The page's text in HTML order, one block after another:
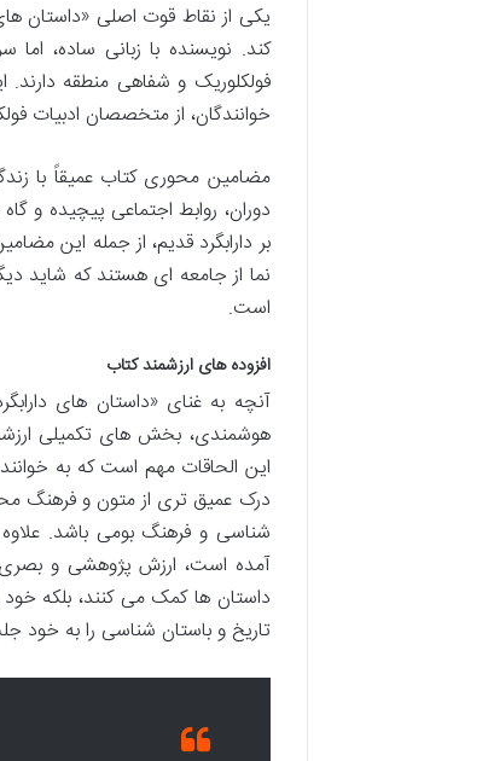
یکی از نقاط قوت اصلی «داستان
کند. نویسنده با زبانی ساده،
فولکلوریک و شفاهی منطقه
خوانندگان، از متخصصان ادبیات
مضامین محوری کتاب عمیقاً با
دوران، روابط اجتماعی پیچیده و
بر دارابگرد قدیم، از جمله این
نما از جامعه ای هستند که شاید
است.
افزوده های ارزشمند کتاب
آنچه به غنای «داستان های
هوشمندی، بخش های تکمیلی
این الحاقات مهم است که به
درک عمیق تری از متون و فرهنگ
شناسی و فرهنگ بومی باشد. علاوه
آمده است، ارزش پژوهشی و بصری
داستان ها کمک می کنند، بلکه
تاریخ و باستان شناسی را به خود